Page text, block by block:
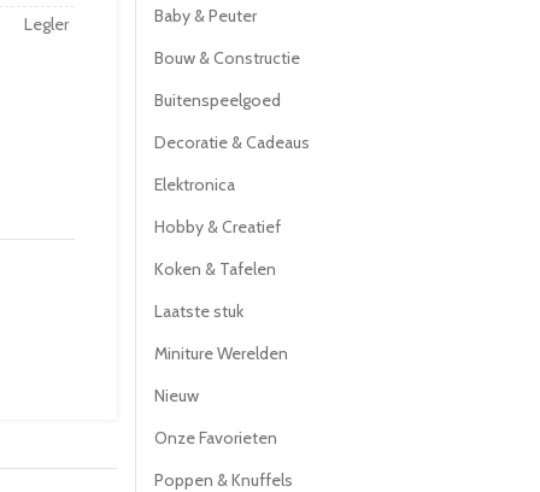
Legler
Baby & Peuter
Bouw & Constructie
Buitenspeelgoed
Decoratie & Cadeaus
Elektronica
Hobby & Creatief
Koken & Tafelen
Laatste stuk
Miniture Werelden
Nieuw
Onze Favorieten
Poppen & Knuffels